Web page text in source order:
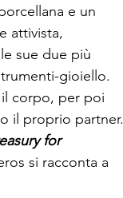
e un
attivista,
sue due più
gioiello.
corpo, per poi
il proprio partner.
for
si racconta a